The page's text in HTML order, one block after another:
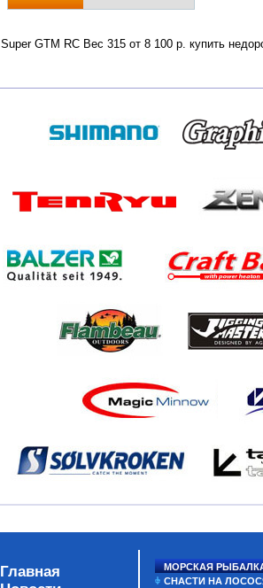
Super GTM RC Вес 315 от 8 100 р. купить
Главная
МОРСКАЯ
СНАСТИ НА